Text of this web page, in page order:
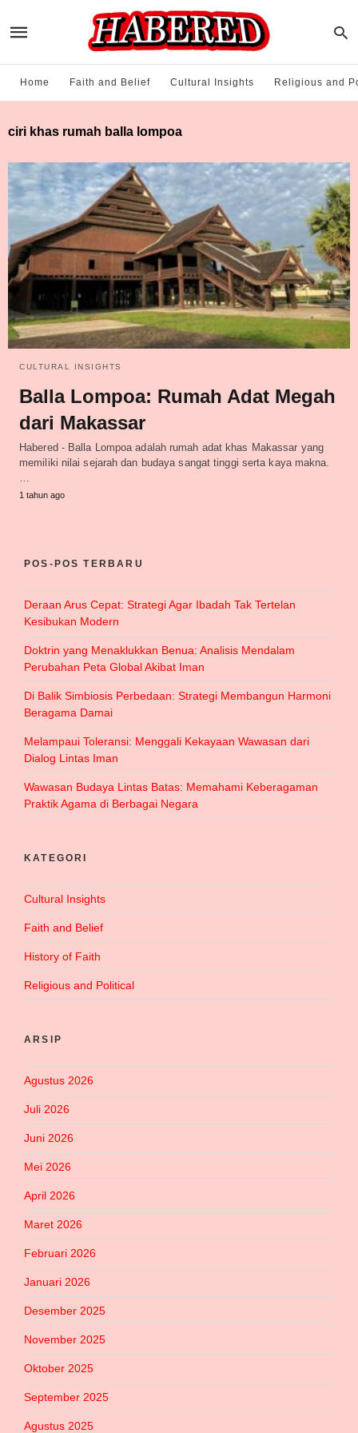
Home Faith and Belief Cultural Insights Religious and
ciri khas rumah balla lompoa
CULTURAL INSIGHTS
Balla Lompoa: Rumah Adat Megah
dari Makassar
Habered - Balla Lompoa adalah rumah adat khas Makassar yang
memiliki nilai sejarah dan budaya sangat tinggi serta kaya makna.
1 tahun ago
POS-POS TERBARU
Deraan Arus Cepat: Strategi Agar Ibadah Tak Tertelan
Kesibukan Modern
Doktrin yang Menaklukkan Benua: Analisis Mendalam
Perubahan Peta Global Akibat Iman
Di Balik Simbiosis Perbedaan: Strategi Membangun Harmoni
Beragama Damai
Melampaui Toleransi: Menggali Kekayaan Wawasan dari
Dialog Lintas Iman
Wawasan Budaya Lintas Batas: Memahami Keberagaman
Praktik Agama di Berbagai Negara
KATEGORI
Cultural Insights
Faith and Belief
History of Faith
Religious and Political
ARSIP
Agustus 2026
Juli 2026
Juni 2026
Mei 2026
April 2026
Maret 2026
Februari 2026
Januari 2026
Desember 2025
November 2025
Oktober 2025
September 2025
Agustus 2025